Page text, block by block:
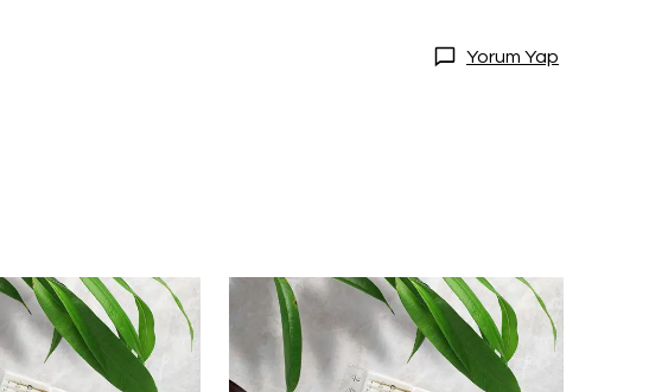
Yorum Yap
Kayıt Ol
pazarlama ve tanıtım ile ilgili iletişim almayı kabul
okuduğunuzu ve kabul ettiğinizi onaylarsınız.